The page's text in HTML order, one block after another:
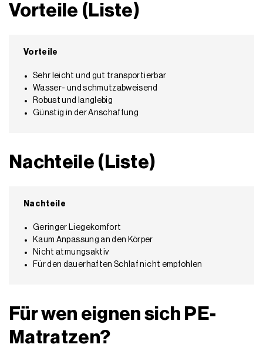
Vorteile (Liste)
Vorteile
Sehr leicht und gut transportierbar
Wasser- und schmutzabweisend
Robust und langlebig
Günstig in der Anschaffung
Nachteile (Liste)
Nachteile
Geringer Liegekomfort
Kaum Anpassung an den Körper
Nicht atmungsaktiv
Für den dauerhaften Schlaf nicht empfohlen
Für wen eignen sich PE-
Matratzen?